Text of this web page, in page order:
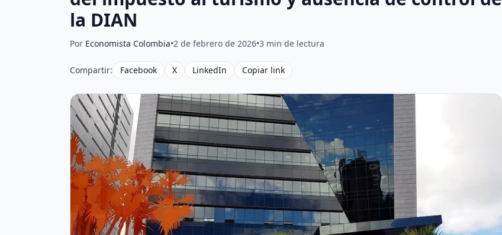
la DIAN
Por Economista Colombia•2 de febrero de 2026•3 min de lectura
Compartir: Facebook X LinkedIn Copiar link